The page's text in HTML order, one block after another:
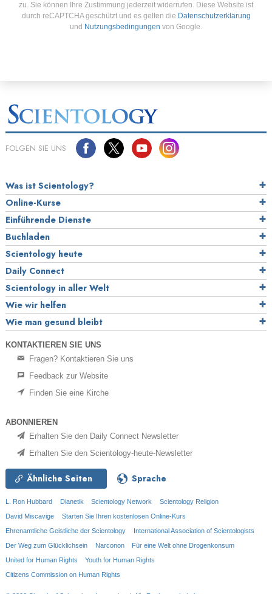
zu. Sie können Ihre Zustimmung jederzeit widerrufen. Diese Website ist
durch reCAPTCHA geschützt und es gelten die Datenschutzerklärung
und Nutzungsbedingungen von Google.
FOLGEN SIE UNS
Was ist Scientology?
Online-Kurse
Einführende Dienste
Buchladen
Scientology heute
Daily Connect
Scientology in aller Welt
Wie wir helfen
Wie man gesund bleibt
KONTAKTIEREN SIE UNS
Fragen? Kontaktieren Sie uns
Feedback zur Website
Finden Sie eine Kirche
ABONNIEREN
Erhalten Sie den Daily Connect Newsletter
Erhalten Sie den Scientology-heute-Newsletter
Ähnliche Seiten Sprache
L. Ron Hubbard Dianetik Scientology Network
Scientology Religion
David Miscavige
Starten Sie Ihren kostenlosen Online-Kurs
Ehrenamtliche Geistliche der Scientology
International Association of Scientologists
Der Weg zum Glücklichsein
Narconon
Für eine Welt ohne Drogenkonsum
United for Human Rights
Youth for Human Rights
Citizens Commission on Human Rights